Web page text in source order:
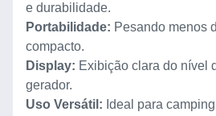
e durabilidade.
Portabilidade: Pesando menos
compacto.
Display: Exibição clara do nível
gerador.
Uso Versátil: Ideal para